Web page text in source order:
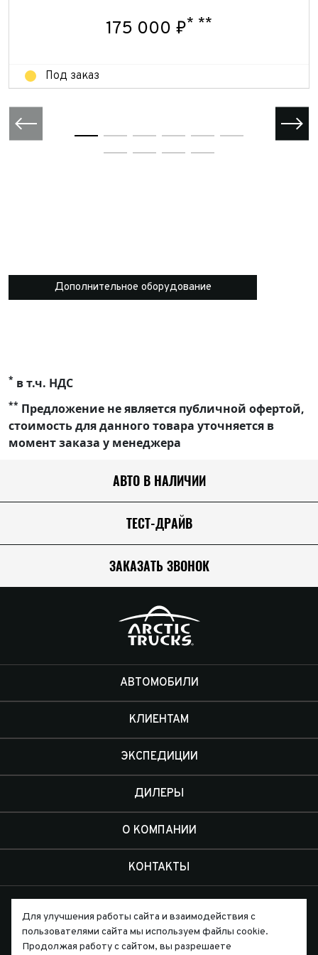
175 000 ₽* **
Под заказ
Дополнительное оборудование
* в т.ч. НДС
** Предложение не является публичной офертой,
стоимость для данного товара уточняется в
момент заказа у менеджера
АВТО В НАЛИЧИИ
ТЕСТ-ДРАЙВ
ЗАКАЗАТЬ ЗВОНОК
АВТОМОБИЛИ
КЛИЕНТАМ
ЭКСПЕДИЦИИ
ДИЛЕРЫ
О КОМПАНИИ
КОНТАКТЫ
Отправить
Для улучшения работы сайта и взаимодействия с
пользователями сайта мы используем файлы cookie.
Продолжая работу с сайтом, вы разрешаете